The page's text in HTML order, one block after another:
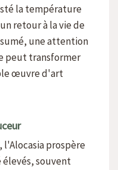
la température
retour à la vie de
une attention
peut transformer
œuvre d'art
prospère
souvent